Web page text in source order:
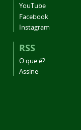
YouTube
Facebook
Instagram
RSS
O que é?
Assine